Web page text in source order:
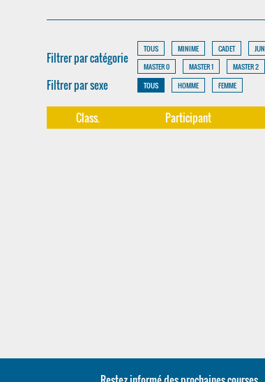
Filtrer par catégorie
TOUS MINIME CADET
MASTER 0
MASTER 1 MASTER 2
Filtrer par sexe TOUS HOMME FEMME
Class. Participant